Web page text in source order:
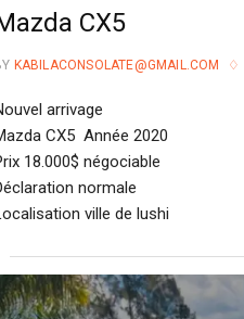
CX5
KABILACONSOLATE@GMAIL.COM
arrivage
CX5 Année 2020
18.000$ négociable
normale
ville de lushi